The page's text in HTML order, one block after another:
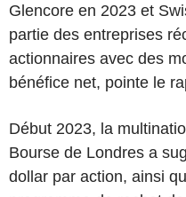
Glencore en 2023 et
partie des entreprises
actionnaires avec des
bénéfice net, pointe le
Début 2023, la
Bourse de Londres a
dollar par action, ainsi